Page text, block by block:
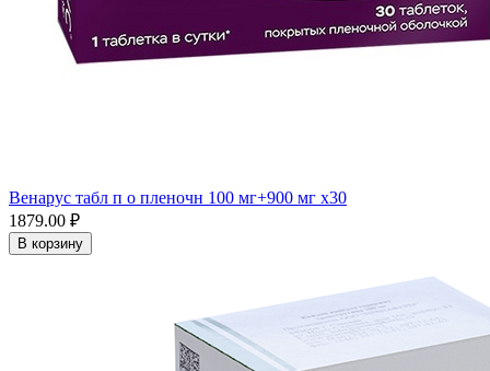
Венарус табл п о пленочн 100 мг+900 мг x30
1879.00 ₽
В корзину